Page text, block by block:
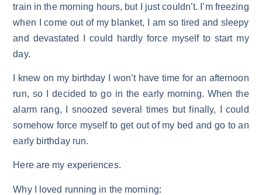
train in the morning hours, but I just couldn’t. I’m freezing
when I come out of my blanket, I am so tired and sleepy
and devastated I could hardly force myself to start my
day.
I knew on my birthday I won’t have time for an afternoon
run, so I decided to go in the early morning. When the
alarm rang, I snoozed several times but finally, I could
somehow force myself to get out of my bed and go to an
early birthday run.
Here are my experiences.
Why I loved running in the morning: